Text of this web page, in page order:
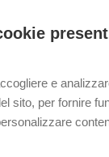
e
sito, per fornire